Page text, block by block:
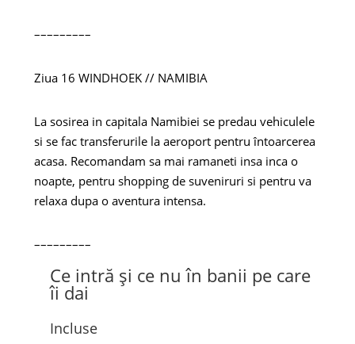
–––––––––
Ziua 16 WINDHOEK // NAMIBIA
La sosirea in capitala Namibiei se predau vehiculele
si se fac transferurile la aeroport pentru întoarcerea
acasa. Recomandam sa mai ramaneti insa inca o
noapte, pentru shopping de suveniruri si pentru va
relaxa dupa o aventura intensa.
–––––––––
Ce intră și ce nu în banii pe care
îi dai
Incluse